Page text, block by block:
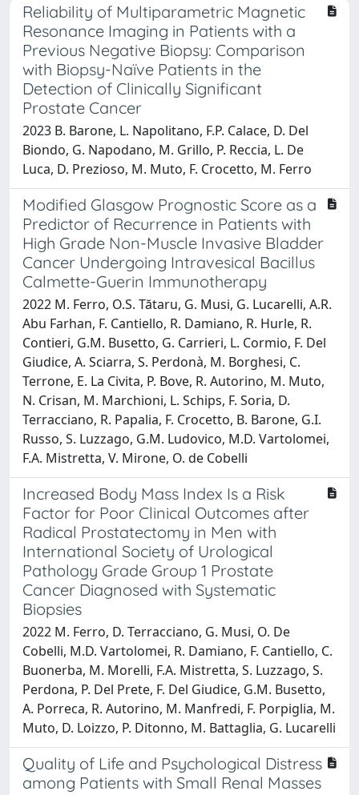
Reliability of Multiparametric Magnetic
Resonance Imaging in Patients with a
Previous Negative Biopsy: Comparison
with Biopsy-Naïve Patients in the
Detection of Clinically Significant
Prostate Cancer
2023 B. Barone, L. Napolitano, F.P. Calace, D. Del
Biondo, G. Napodano, M. Grillo, P. Reccia, L. De
Luca, D. Prezioso, M. Muto, F. Crocetto, M. Ferro
Modified Glasgow Prognostic Score as a
Predictor of Recurrence in Patients with
High Grade Non-Muscle Invasive Bladder
Cancer Undergoing Intravesical Bacillus
Calmette-Guerin Immunotherapy
2022 M. Ferro, O.S. Tătaru, G. Musi, G. Lucarelli, A.R.
Abu Farhan, F. Cantiello, R. Damiano, R. Hurle, R.
Contieri, G.M. Busetto, G. Carrieri, L. Cormio, F. Del
Giudice, A. Sciarra, S. Perdonà, M. Borghesi, C.
Terrone, E. La Civita, P. Bove, R. Autorino, M. Muto,
N. Crisan, M. Marchioni, L. Schips, F. Soria, D.
Terracciano, R. Papalia, F. Crocetto, B. Barone, G.I.
Russo, S. Luzzago, G.M. Ludovico, M.D. Vartolomei,
F.A. Mistretta, V. Mirone, O. de Cobelli
Increased Body Mass Index Is a Risk
Factor for Poor Clinical Outcomes after
Radical Prostatectomy in Men with
International Society of Urological
Pathology Grade Group 1 Prostate
Cancer Diagnosed with Systematic
Biopsies
2022 M. Ferro, D. Terracciano, G. Musi, O. De
Cobelli, M.D. Vartolomei, R. Damiano, F. Cantiello, C.
Buonerba, M. Morelli, F.A. Mistretta, S. Luzzago, S.
Perdona, P. Del Prete, F. Del Giudice, G.M. Busetto,
A. Porreca, R. Autorino, M. Manfredi, F. Porpiglia, M.
Muto, D. Loizzo, P. Ditonno, M. Battaglia, G. Lucarelli
Quality of Life and Psychological Distress
among Patients with Small Renal Masses